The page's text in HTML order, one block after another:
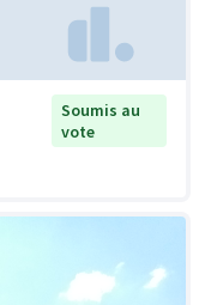
Soumis au
vote